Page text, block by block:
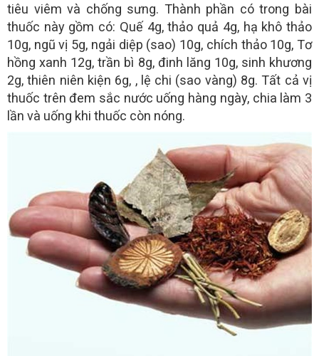
tiêu viêm và chống sưng. Thành phần có trong bài
thuốc này gồm có: Quế 4g, thảo quả 4g, hạ khô thảo
10g, ngũ vị 5g, ngải diệp (sao) 10g, chích thảo 10g, Tơ
hồng xanh 12g, trần bì 8g, đinh lăng 10g, sinh khương
2g, thiên niên kiện 6g, , lệ chi (sao vàng) 8g. Tất cả vị
thuốc trên đem sắc nước uống hàng ngày, chia làm 3
lần và uống khi thuốc còn nóng.